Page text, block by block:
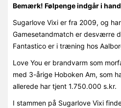
Bemærk! Følpenge indgår i
Sugarlove Vixi er fra 2009, og
Gamesetandmatch er desværre
Fantastico er i træning hos
Love You er brandvarm som
med 3-årige Hoboken Am, som
allerede har tjent 1.750.000 s.kr.
I stammen på Sugarlove Vixi